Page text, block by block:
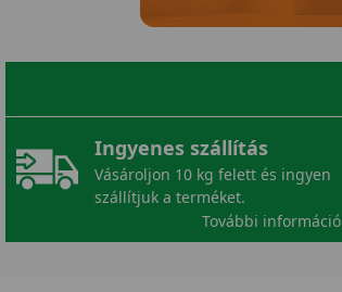
Ingyenes szállítás
Vásároljon 10 kg felett és ingyen
szállítjuk a terméket.
További információ